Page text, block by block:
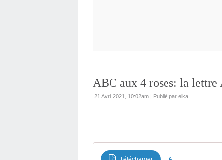
ABC aux 4 roses: la lettre
21 Avril 2021, 10:02am | Publié par elka